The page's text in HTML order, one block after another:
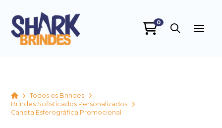
0
HomeTodos os Brindes
Brindes Sofisticados Personalizados
Caneta Esferográfica Promocional